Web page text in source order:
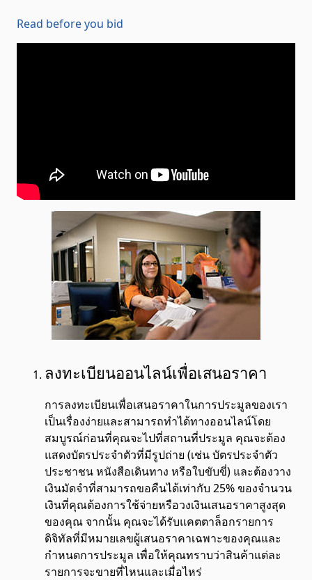
Read before you bid
ลงทะเบียนออนไลน์เพื่อเสนอราคา
การลงทะเบียนเพื่อเสนอราคาในการประมูลของเรา
เป็นเรื่องง่ายและสามารถทำได้ทางออนไลน์โดย
สมบูรณ์ก่อนที่คุณจะไปที่สถานที่ประมูล คุณจะต้อง
แสดงบัตรประจำตัวที่มีรูปถ่าย (เช่น บัตรประจำตัว
ประชาชน หนังสือเดินทาง หรือใบขับขี่) และต้องวาง
เงินมัดจำที่สามารถขอคืนได้เท่ากับ 25% ของจำนวน
เงินที่คุณต้องการใช้จ่ายหรือวงเงินเสนอราคาสูงสุด
ของคุณ จากนั้น คุณจะได้รับแคตตาล็อกรายการ
ดิจิทัลที่มีหมายเลขผู้เสนอราคาเฉพาะของคุณและ
กำหนดการประมูล เพื่อให้คุณทราบว่าสินค้าแต่ละ
รายการจะขายที่ไหนและเมื่อไหร่